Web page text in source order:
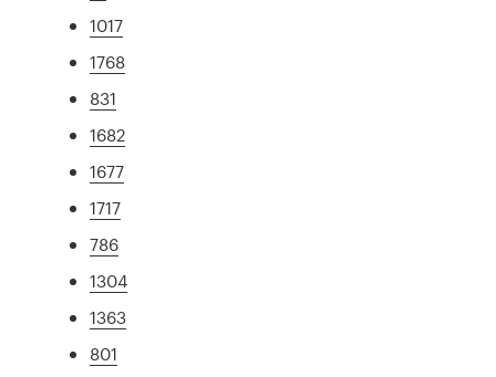
1017
1768
831
1682
1677
1717
786
1304
1363
801